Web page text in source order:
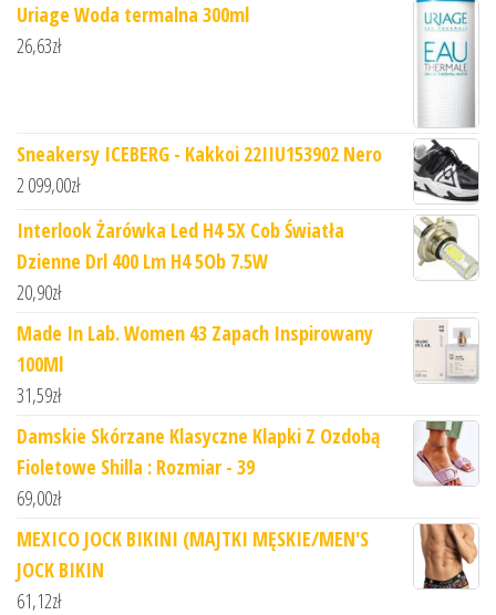
Uriage Woda termalna 300ml
26,63zł
Sneakersy ICEBERG - Kakkoi 22IIU153902 Nero
2 099,00zł
Interlook Żarówka Led H4 5X Cob Światła
Dzienne Drl 400 Lm H4 5Ob 7.5W
20,90zł
Made In Lab. Women 43 Zapach Inspirowany
100Ml
31,59zł
Damskie Skórzane Klasyczne Klapki Z Ozdobą
Fioletowe Shilla : Rozmiar - 39
69,00zł
MEXICO JOCK BIKINI (MAJTKI MĘSKIE/MEN'S
JOCK BIKIN
61,12zł